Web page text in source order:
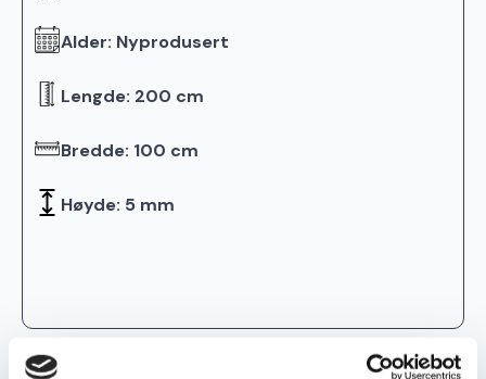
Alder: Nyprodusert
Lengde: 200 cm
Bredde: 100 cm
Høyde: 5 mm